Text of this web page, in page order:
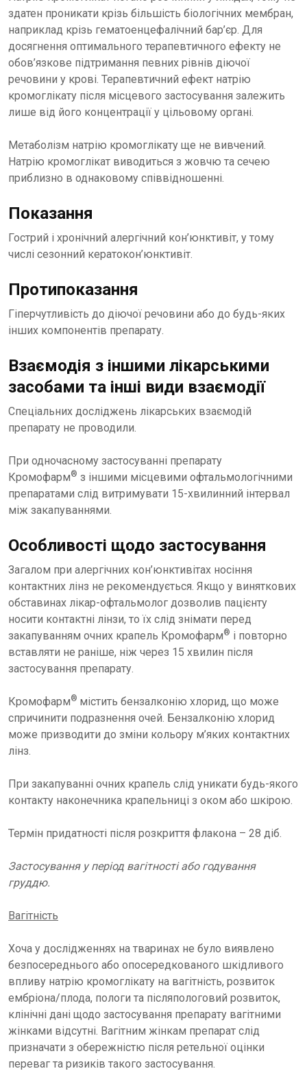
здатен проникати крізь більшість біологічних мембран,
наприклад крізь гематоенцефалічний бар’єр. Для
досягнення оптимального терапевтичного ефекту не
обов’язкове підтримання певних рівнів діючої
речовини у крові. Терапевтичний ефект натрію
кромоглікату після місцевого застосування залежить
лише від його концентрації у цільовому органі.
Метаболізм натрію кромоглікату ще не вивчений.
Натрію кромоглікат виводиться з жовчю та сечею
приблизно в однаковому співвідношенні.
Показання
Гострий і хронічний алергічний кон’юнктивіт, у тому
числі сезонний кератокон’юнктивіт.
Протипоказання
Гіперчутливість до діючої речовини або до будь-яких
інших компонентів препарату.
Взаємодія з іншими лікарськими
засобами та інші види взаємодії
Спеціальних досліджень лікарських взаємодій
препарату не проводили.
При одночасному застосуванні препарату
Кромофарм® з іншими місцевими офтальмологічними
препаратами слід витримувати 15-хвилинний інтервал
між закапуваннями.
Особливості щодо застосування
Загалом при алергічних кон’юнктивітах носіння
контактних лінз не рекомендується. Якщо у виняткових
обставинах лікар-офтальмолог дозволив пацієнту
носити контактні лінзи, то їх слід знімати перед
закапуванням очних крапель Кромофарм® і повторно
вставляти не раніше, ніж через 15 хвилин після
застосування препарату.
Кромофарм® містить бензалконію хлорид, що може
спричинити подразнення очей. Бензалконію хлорид
може призводити до зміни кольору м’яких контактних
лінз.
При закапуванні очних крапель слід уникати будь-якого
контакту наконечника крапельниці з оком або шкірою.
Термін придатності після розкриття флакона – 28 діб.
Застосування у період вагітності або годування
груддю.
Вагітність
Хоча у дослідженнях на тваринах не було виявлено
безпосереднього або опосередкованого шкідливого
впливу натрію кромоглікату на вагітність, розвиток
ембріона/плода, пологи та післяпологовий розвиток,
клінічні дані щодо застосування препарату вагітними
жінками відсутні. Вагітним жінкам препарат слід
призначати з обережністю після ретельної оцінки
переваг та ризиків такого застосування.